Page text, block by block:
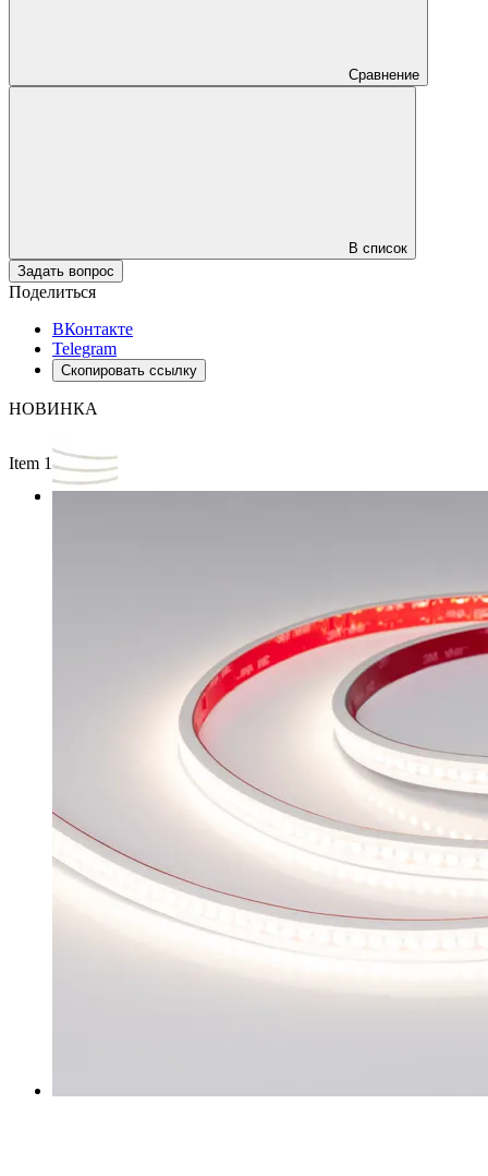
Сравнение
В список
Задать вопрос
Поделиться
ВКонтакте
Telegram
Скопировать ссылку
НОВИНКА
Item 1 of 2